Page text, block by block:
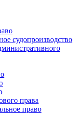
судопроизводство
права
право